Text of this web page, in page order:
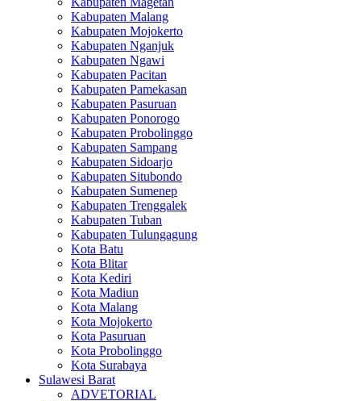
Kabupaten Malang
Kabupaten Mojokerto
Kabupaten Nganjuk
Kabupaten Ngawi
Kabupaten Pacitan
Kabupaten Pamekasan
Kabupaten Pasuruan
Kabupaten Ponorogo
Kabupaten Probolinggo
Kabupaten Sampang
Kabupaten Sidoarjo
Kabupaten Situbondo
Kabupaten Sumenep
Kabupaten Trenggalek
Kabupaten Tuban
Kabupaten Tulungagung
Kota Batu
Kota Blitar
Kota Kediri
Kota Madiun
Kota Malang
Kota Mojokerto
Kota Pasuruan
Kota Probolinggo
Kota Surabaya
Sulawesi Barat
ADVETORIAL